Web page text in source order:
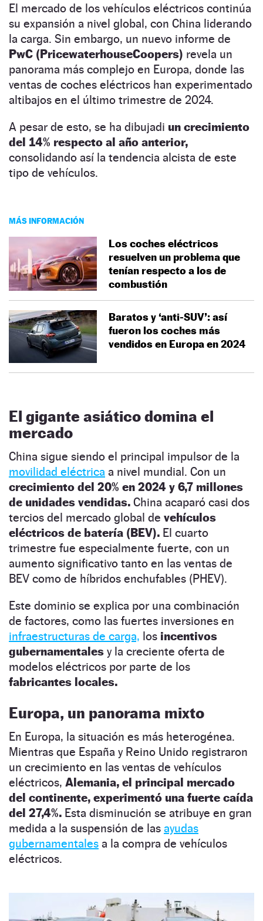
El mercado de los vehículos eléctricos continúa
su expansión a nivel global, con China liderando
la carga. Sin embargo, un nuevo informe de
PwC (PricewaterhouseCoopers) revela un
panorama más complejo en Europa, donde las
ventas de coches eléctricos han experimentado
altibajos en el último trimestre de 2024.
A pesar de esto, se ha dibujadi un crecimiento
del 14% respecto al año anterior,
consolidando así la tendencia alcista de este
tipo de vehículos.
MÁS INFORMACIÓN
Los coches eléctricos
resuelven un problema que
tenían respecto a los de
combustión
Baratos y ‘anti-SUV’: así
fueron los coches más
vendidos en Europa en 2024
El gigante asiático domina el
mercado
China sigue siendo el principal impulsor de la
movilidad eléctrica a nivel mundial. Con un
crecimiento del 20% en 2024 y 6,7 millones
de unidades vendidas. China acaparó casi dos
tercios del mercado global de vehículos
eléctricos de batería (BEV). El cuarto
trimestre fue especialmente fuerte, con un
aumento significativo tanto en las ventas de
BEV como de híbridos enchufables (PHEV).
Este dominio se explica por una combinación
de factores, como las fuertes inversiones en
infraestructuras de carga, los incentivos
gubernamentales y la creciente oferta de
modelos eléctricos por parte de los
fabricantes locales.
Europa, un panorama mixto
En Europa, la situación es más heterogénea.
Mientras que España y Reino Unido registraron
un crecimiento en las ventas de vehículos
eléctricos, Alemania, el principal mercado
del continente, experimentó una fuerte caída
del 27,4%. Esta disminución se atribuye en gran
medida a la suspensión de las ayudas
gubernamentales a la compra de vehículos
eléctricos.